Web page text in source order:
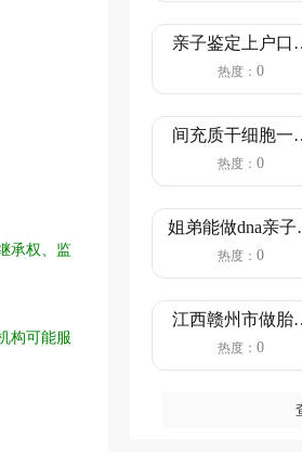
承权、监
构可能服
亲子鉴定上户口
程和情况（鉴定行
热度： 0
间充质干细胞一
价格是多少？（间
热度： 0
姐弟能做dna亲子
定吗?亲缘关系鉴
热度： 0
江西赣州市做胎
亲子鉴定需要多少
热度： 0